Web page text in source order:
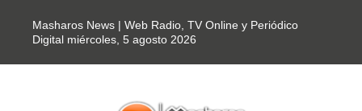
Masharos News | Web Radio, TV Online y Periódico
Digital miércoles, 5 agosto 2026